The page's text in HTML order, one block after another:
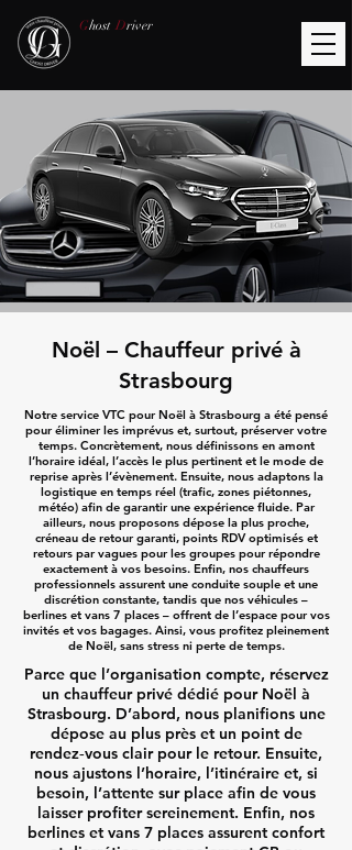
Ghost Driver
Noël – Chauffeur privé à
Strasbourg
Notre service VTC pour Noël à Strasbourg a été pensé
pour éliminer les imprévus et, surtout, préserver votre
temps. Concrètement, nous définissons en amont
l’horaire idéal, l’accès le plus pertinent et le mode de
reprise après l’évènement. Ensuite, nous adaptons la
logistique en temps réel (trafic, zones piétonnes,
météo) afin de garantir une expérience fluide. Par
ailleurs, nous proposons dépose la plus proche,
créneau de retour garanti, points RDV optimisés et
retours par vagues pour les groupes pour répondre
exactement à vos besoins. Enfin, nos chauffeurs
professionnels assurent une conduite souple et une
discrétion constante, tandis que nos véhicules –
berlines et vans 7 places – offrent de l’espace pour vos
invités et vos bagages. Ainsi, vous profitez pleinement
de Noël, sans stress ni perte de temps.
Parce que l’organisation compte, réservez
un chauffeur privé dédié pour Noël à
Strasbourg. D’abord, nous planifions une
dépose au plus près et un point de
rendez‑vous clair pour le retour. Ensuite,
nous ajustons l’horaire, l’itinéraire et, si
besoin, l’attente sur place afin de vous
laisser profiter sereinement. Enfin, nos
berlines et vans 7 places assurent confort